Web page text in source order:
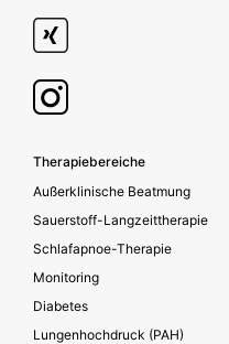
Footer
Therapiebereiche
Außerklinische Beatmung
Sauerstoff-Langzeittherapie
Schlafapnoe-Therapie
Monitoring
Diabetes
Lungenhochdruck (PAH)